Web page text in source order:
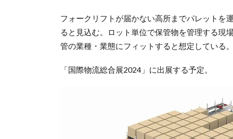
フォークリフトが届かない高所までパレットを
ると見込む。ロット単位で保管物を管理する現
管の業種・業態にフィットすると想定している。
「国際物流総合展2024」に出展する予定。